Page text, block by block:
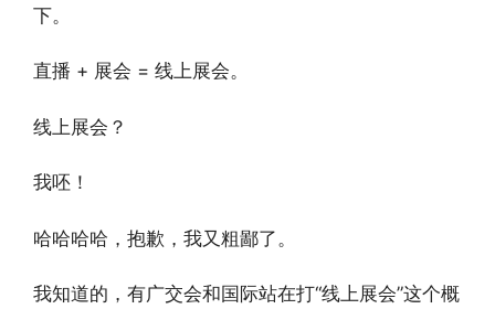
下。
直播 + 展会 = 线上展会。
线上展会？
我呸！
哈哈哈哈，抱歉，我又粗鄙了。
我知道的，有广交会和国际站在打“线上展会”这个概